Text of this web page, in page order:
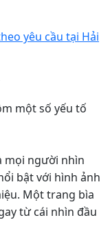
yêu cầu tại Hải
một số yếu tố
mọi người nhìn
bật với hình ảnh
Một trang bìa
từ cái nhìn đầu